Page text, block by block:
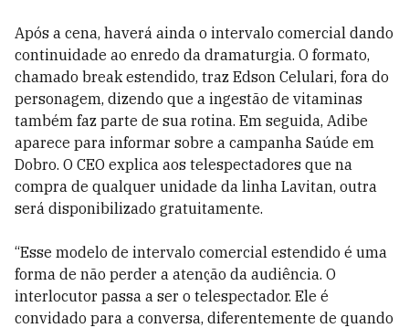
Após a cena, haverá ainda o intervalo comercial dando
continuidade ao enredo da dramaturgia. O formato,
chamado break estendido, traz Edson Celulari, fora do
personagem, dizendo que a ingestão de vitaminas
também faz parte de sua rotina. Em seguida, Adibe
aparece para informar sobre a campanha Saúde em
Dobro. O CEO explica aos telespectadores que na
compra de qualquer unidade da linha Lavitan, outra
será disponibilizado gratuitamente.
“Esse modelo de intervalo comercial estendido é uma
forma de não perder a atenção da audiência. O
interlocutor passa a ser o telespectador. Ele é
convidado para a conversa, diferentemente de quando